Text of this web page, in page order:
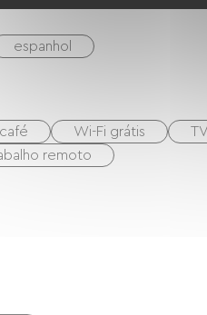
espanhol
Wi-Fi grátis TV
remoto